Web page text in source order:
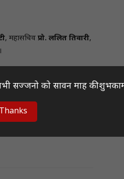
, महासचिव प्रो. ललित तिवारी,
डी.सी.एस. रावत
सज्जनो को सावन माह की
Thanks